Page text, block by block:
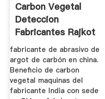
Carbon Vegetal
Deteccion
Fabricantes Rajkot
fabricante de abrasivo de
argot de carbón en china.
Beneficio de carbon
vegetal maquinas del
fabricante India con sede